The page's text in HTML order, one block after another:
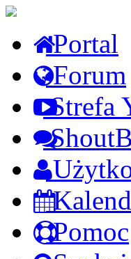
Portal
Forum
Strefa
Pomoc